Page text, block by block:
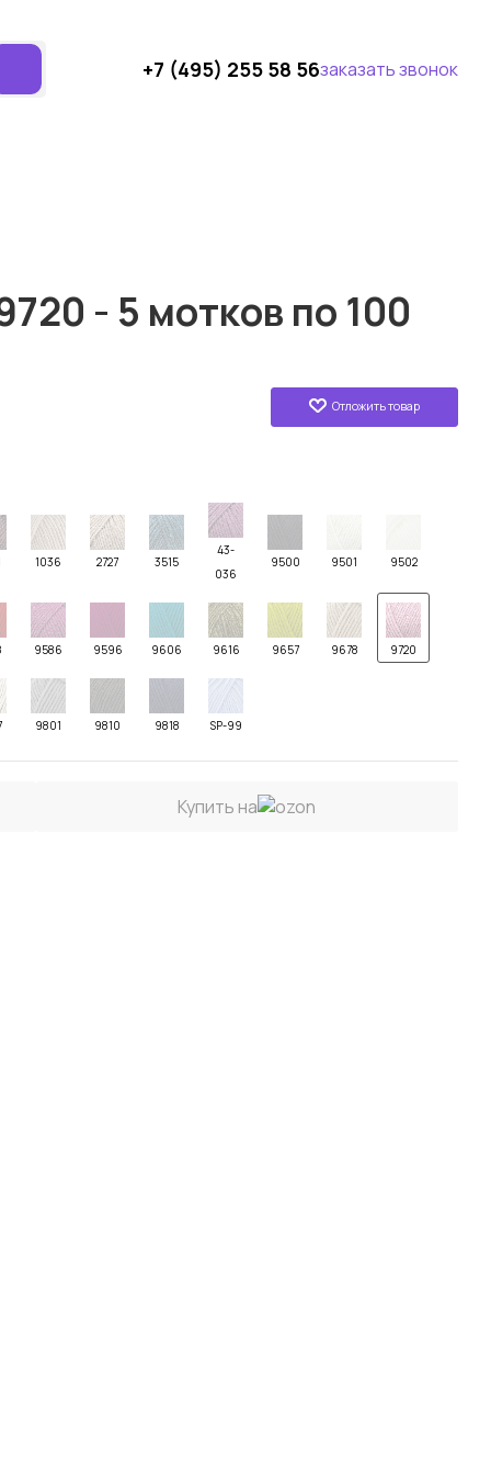
+7 (495) 255 58 56заказать звонок
- 5 мотков по 100
Отложить товар
1036 2727 3515
43-
036
9500 9501 9502
9586 9596 9606 9616 9657 9678 9720
9801 9810 9818 SP-99
Купить на